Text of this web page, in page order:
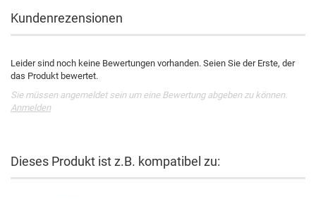
Kundenrezensionen
Leider sind noch keine Bewertungen vorhanden. Seien Sie der Erste, der
das Produkt bewertet.
Sie müssen angemeldet sein um eine Bewertung abgeben zu können.
Anmelden
Dieses Produkt ist z.B. kompatibel zu: